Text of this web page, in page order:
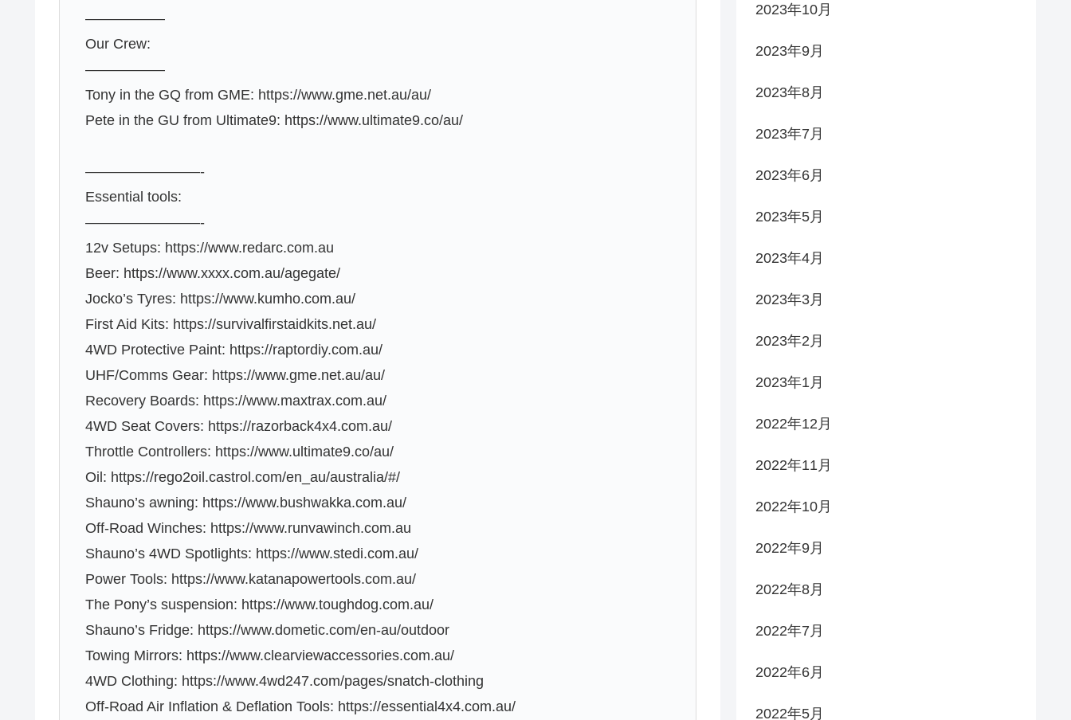
—————–
Our Crew:
—————–
Tony in the GQ from GME: https://www.gme.net.au/au/
Pete in the GU from Ultimate9: https://www.ultimate9.co/au/
————————-
Essential tools:
————————-
12v Setups: https://www.redarc.com.au
Beer: https://www.xxxx.com.au/agegate/
Jocko’s Tyres: https://www.kumho.com.au/
First Aid Kits: https://survivalfirstaidkits.net.au/
4WD Protective Paint: https://raptordiy.com.au/
UHF/Comms Gear: https://www.gme.net.au/au/
Recovery Boards: https://www.maxtrax.com.au/
4WD Seat Covers: https://razorback4x4.com.au/
Throttle Controllers: https://www.ultimate9.co/au/
Oil: https://rego2oil.castrol.com/en_au/australia/#/
Shauno’s awning: https://www.bushwakka.com.au/
Off-Road Winches: https://www.runvawinch.com.au
Shauno’s 4WD Spotlights: https://www.stedi.com.au/
Power Tools: https://www.katanapowertools.com.au/
The Pony’s suspension: https://www.toughdog.com.au/
Shauno’s Fridge: https://www.dometic.com/en-au/outdoor
Towing Mirrors: https://www.clearviewaccessories.com.au/
4WD Clothing: https://www.4wd247.com/pages/snatch-clothing
Off-Road Air Inflation & Deflation Tools: https://essential4x4.com.au/
2023年10月
2023年9月
2023年8月
2023年7月
2023年6月
2023年5月
2023年4月
2023年3月
2023年2月
2023年1月
2022年12月
2022年11月
2022年10月
2022年9月
2022年8月
2022年7月
2022年6月
2022年5月